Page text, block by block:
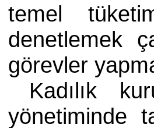
temel
denetlemek
görevler
Kadılık
yönetiminde